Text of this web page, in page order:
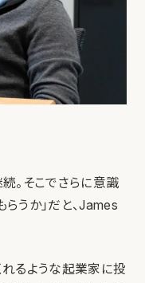
。そこでさらに意識
うか」だと、James
れるような起業家に投